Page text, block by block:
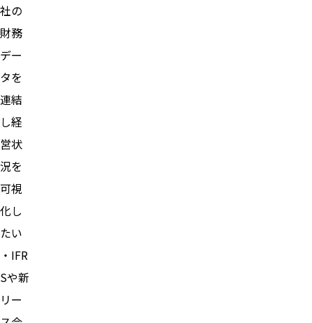
社の
財務
デー
タを
連結
し経
営状
況を
可視
化し
たい
・IFR
Sや新
リー